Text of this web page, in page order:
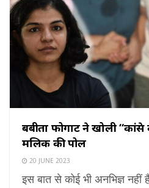
बबीता फोगाट ने खोली
मलिक की पोल
20 JUNE 2023
इस बात से कोई भी अनभिज्ञ नहीं